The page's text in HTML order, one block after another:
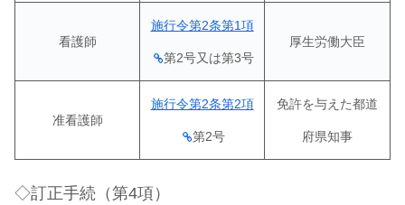
看護師
施行令第2条第1項
第2号又は第3号
厚生労働大臣
准看護師
施行令第2条第2項
第2号
免許を与えた都道
府県知事
◇訂正手続（第4項）